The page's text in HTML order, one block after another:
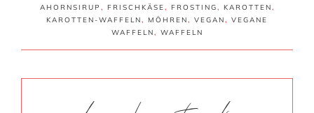
AHORNSIRUP , FRISCHKÄSE, FROSTING, KAROTTEN,
KAROTTEN-WAFFELN, MÖHREN, VEGAN, VEGANE
WAFFELN, WAFFELN